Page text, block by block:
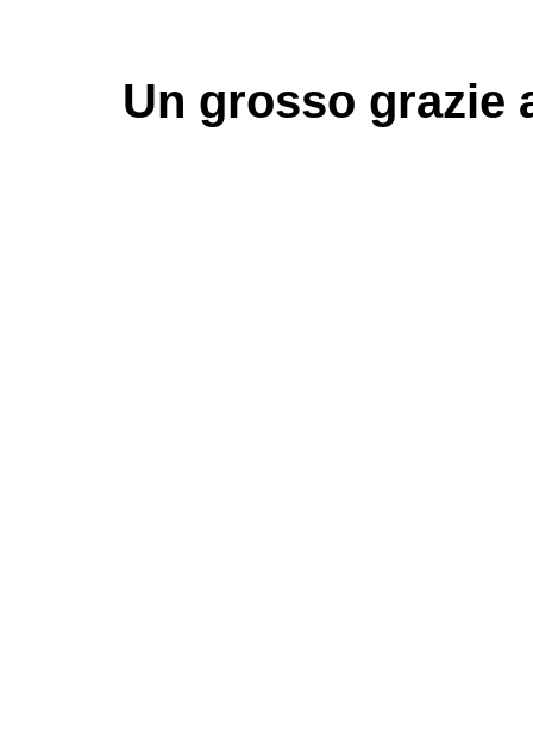
Un grosso grazie